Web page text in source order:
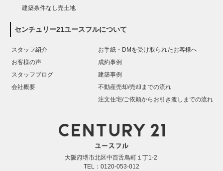
建築条件なし売土地
センチュリー21ユースフルについて
スタッフ紹介
お客様の声
スタッフブログ
会社概要
お手紙・DMを受け取られたお客様へ
成約事例
建築事例
不動産売却/売却までの流れ
注文住宅/ご依頼からお引き渡しまでの流れ
大阪府堺市北区中百舌鳥町１丁1-2
TEL：0120-053-012